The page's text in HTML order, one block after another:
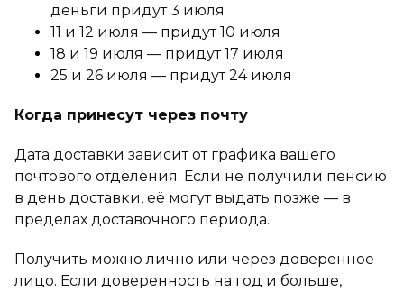
деньги придут 3 июля
11 и 12 июля — придут 10 июля
18 и 19 июля — придут 17 июля
25 и 26 июля — придут 24 июля
Когда принесут через почту
Дата доставки зависит от графика вашего
почтового отделения. Если не получили пенсию
в день доставки, её могут выдать позже — в
пределах доставочного периода.
Получить можно лично или через доверенное
лицо. Если доверенность на год и больше,